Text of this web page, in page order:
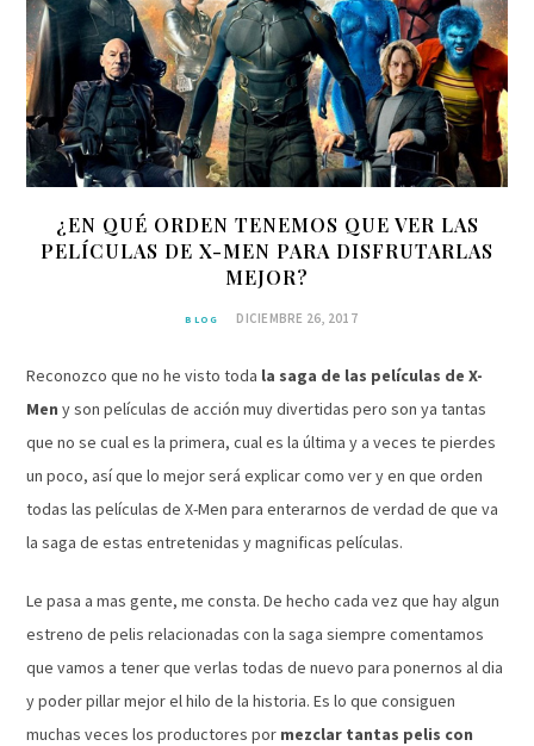
¿EN QUÉ ORDEN TENEMOS QUE VER LAS
PELÍCULAS DE X-MEN PARA DISFRUTARLAS
MEJOR?
BLOG DICIEMBRE 26, 2017
Reconozco que no he visto toda la saga de las películas de X-
Men y son películas de acción muy divertidas pero son ya tantas
que no se cual es la primera, cual es la última y a veces te pierdes
un poco, así que lo mejor será explicar como ver y en que orden
todas las películas de X-Men para enterarnos de verdad de que va
la saga de estas entretenidas y magnificas películas.
Le pasa a mas gente, me consta. De hecho cada vez que hay algun
estreno de pelis relacionadas con la saga siempre comentamos
que vamos a tener que verlas todas de nuevo para ponernos al dia
y poder pillar mejor el hilo de la historia. Es lo que consiguen
muchas veces los productores por mezclar tantas pelis con